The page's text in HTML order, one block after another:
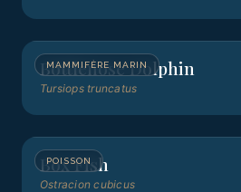
MAMMIFÈRE MARIN
Bottlenose Dolphin
Tursiops truncatus
POISSON
Box Fish
Ostracion cubicus